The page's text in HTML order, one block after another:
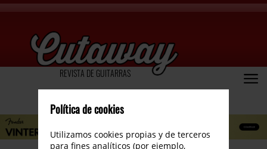
REVISTA DE GUITARRAS
Política de cookies
Utilizamos cookies propias y de terceros
para fines analíticos (por ejemplo,